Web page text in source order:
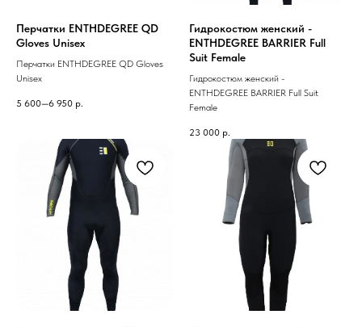
Перчатки ENTHDEGREE QD
Gloves Unisex
Перчатки ENTHDEGREE QD Gloves
Unisex
5 600—6 950 р.
Гидрокостюм женский -
ENTHDEGREE BARRIER Full
Suit Female
Гидрокостюм женский -
ENTHDEGREE BARRIER Full Suit
Female
23 000 р.